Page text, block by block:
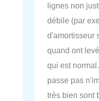
lignes non
débile (par
d'amortisseur
quand ont
qui est
passe pas
très bien sont